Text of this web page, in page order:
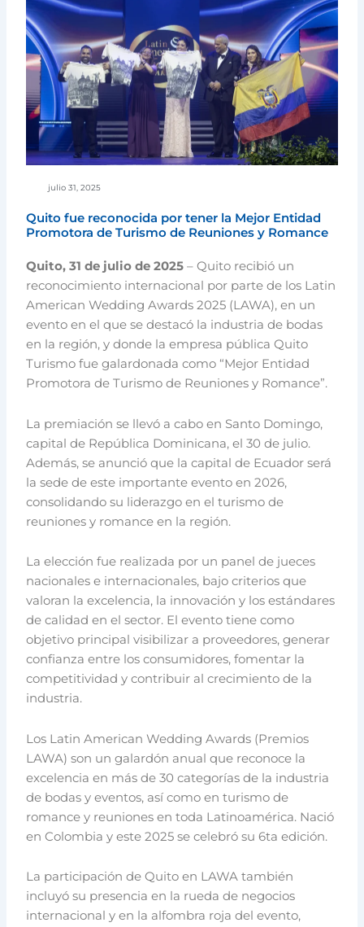
julio 31, 2025
Quito fue reconocida por tener la Mejor Entidad
Promotora de Turismo de Reuniones y Romance
Quito, 31 de julio de 2025 – Quito recibió un
reconocimiento internacional por parte de los Latin
American Wedding Awards 2025 (LAWA), en un
evento en el que se destacó la industria de bodas
en la región, y donde la empresa pública Quito
Turismo fue galardonada como “Mejor Entidad
Promotora de Turismo de Reuniones y Romance”.
La premiación se llevó a cabo en Santo Domingo,
capital de República Dominicana, el 30 de julio.
Además, se anunció que la capital de Ecuador será
la sede de este importante evento en 2026,
consolidando su liderazgo en el turismo de
reuniones y romance en la región.
La elección fue realizada por un panel de jueces
nacionales e internacionales, bajo criterios que
valoran la excelencia, la innovación y los estándares
de calidad en el sector. El evento tiene como
objetivo principal visibilizar a proveedores, generar
confianza entre los consumidores, fomentar la
competitividad y contribuir al crecimiento de la
industria.
Los Latin American Wedding Awards (Premios
LAWA) son un galardón anual que reconoce la
excelencia en más de 30 categorías de la industria
de bodas y eventos, así como en turismo de
romance y reuniones en toda Latinoamérica. Nació
en Colombia y este 2025 se celebró su 6ta edición.
La participación de Quito en LAWA también
incluyó su presencia en la rueda de negocios
internacional y en la alfombra roja del evento,